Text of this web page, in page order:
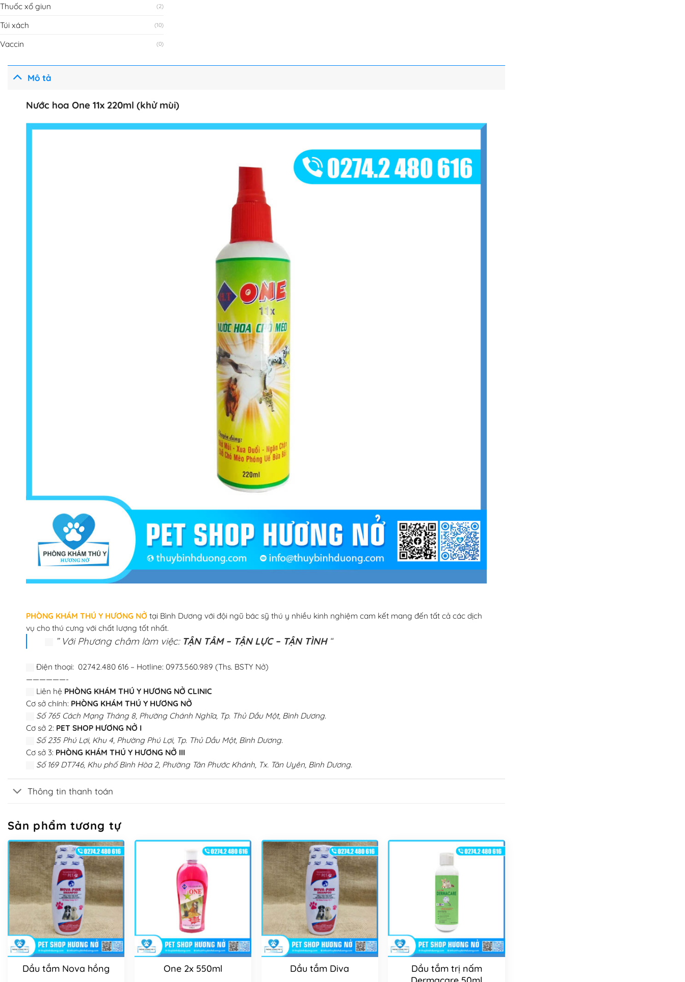
Thuốc xổ giun (2)
Túi xách (10)
Vaccin (0)
Mô tả
Nước hoa One 11x 220ml (khử mùi)
PHÒNG KHÁM THÚ Y HƯƠNG NỞtại Bình Dương với đội ngũ bác sỹ thú y nhiều kinh nghiệm cam kết mang đến tất cả các dịch
vụ cho thú cưng với chất lượng tốt nhất.
” Với Phương châm làm việc: TẬN TÂM – TẬN LỰC – TẬN TÌNH“
Điện thoại: 02742.480 616 – Hotline: 0973.560.989 (Ths. BSTY Nở)
——————-
Liên hệ PHÒNG KHÁM THÚ Y HƯƠNG NỞ CLINIC
Cơ sở chính: PHÒNG KHÁM THÚ Y HƯƠNG NỞ
Số 765 Cách Mạng Tháng 8, Phường Chánh Nghĩa, Tp. Thủ Dầu Một, Bình Dương.
Cơ sở 2: PET SHOP HƯƠNG NỞ I
Số 235 Phú Lợi, Khu 4, Phường Phú Lợi, Tp. Thủ Dầu Một, Bình Dương.
Cơ sở 3: PHÒNG KHÁM THÚ Y HƯƠNG NỞ III
Số 169 DT746, Khu phố Bình Hòa 2, Phường Tân Phước Khánh, Tx. Tân Uyên, Bình Dương.
Thông tin thanh toán
Sản phẩm tương tự
Dầu tắm Nova hồng One 2x 550ml Dầu tắm Diva
Dầu tắm trị nấm